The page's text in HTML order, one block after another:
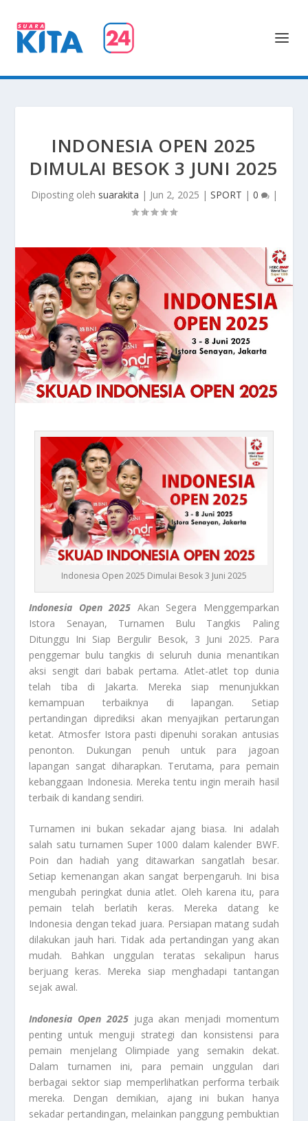
INDONESIA OPEN 2025
DIMULAI BESOK 3 JUNI 2025
Diposting oleh suarakita | Jun 2, 2025 | SPORT | 0 |
Indonesia Open 2025 Dimulai Besok 3 Juni 2025
Indonesia Open 2025 Akan Segera Menggemparkan
Istora Senayan, Turnamen Bulu Tangkis Paling
Ditunggu Ini Siap Bergulir Besok, 3 Juni 2025. Para
penggemar bulu tangkis di seluruh dunia menantikan
aksi sengit dari babak pertama. Atlet-atlet top dunia
telah tiba di Jakarta. Mereka siap menunjukkan
kemampuan terbaiknya di lapangan. Setiap
pertandingan diprediksi akan menyajikan pertarungan
ketat. Atmosfer Istora pasti dipenuhi sorakan antusias
penonton. Dukungan penuh untuk para jagoan
lapangan sangat diharapkan. Terutama, para pemain
kebanggaan Indonesia. Mereka tentu ingin meraih hasil
terbaik di kandang sendiri.
Turnamen ini bukan sekadar ajang biasa. Ini adalah
salah satu turnamen Super 1000 dalam kalender BWF.
Poin dan hadiah yang ditawarkan sangatlah besar.
Setiap kemenangan akan sangat berpengaruh. Ini bisa
mengubah peringkat dunia atlet. Oleh karena itu, para
pemain telah berlatih keras. Mereka datang ke
Indonesia dengan tekad juara. Persiapan matang sudah
dilakukan jauh hari. Tidak ada pertandingan yang akan
mudah. Bahkan unggulan teratas sekalipun harus
berjuang keras. Mereka siap menghadapi tantangan
sejak awal.
Indonesia Open 2025juga akan menjadi momentum
penting untuk menguji strategi dan konsistensi para
pemain menjelang Olimpiade yang semakin dekat.
Dalam turnamen ini, para pemain unggulan dari
berbagai sektor siap memperlihatkan performa terbaik
mereka. Dengan demikian, ajang ini bukan hanya
sekadar pertandingan, melainkan panggung pembuktian